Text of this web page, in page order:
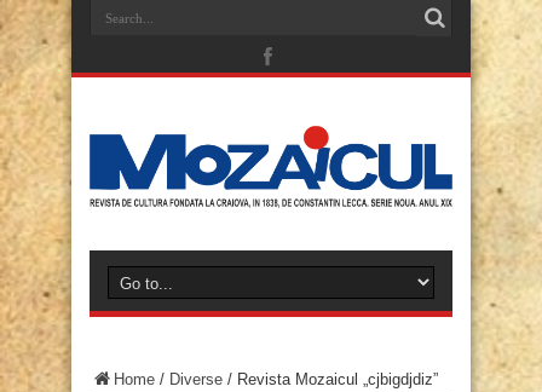
Home / Diverse / Revista Mozaicul „cjbigdjdiz”